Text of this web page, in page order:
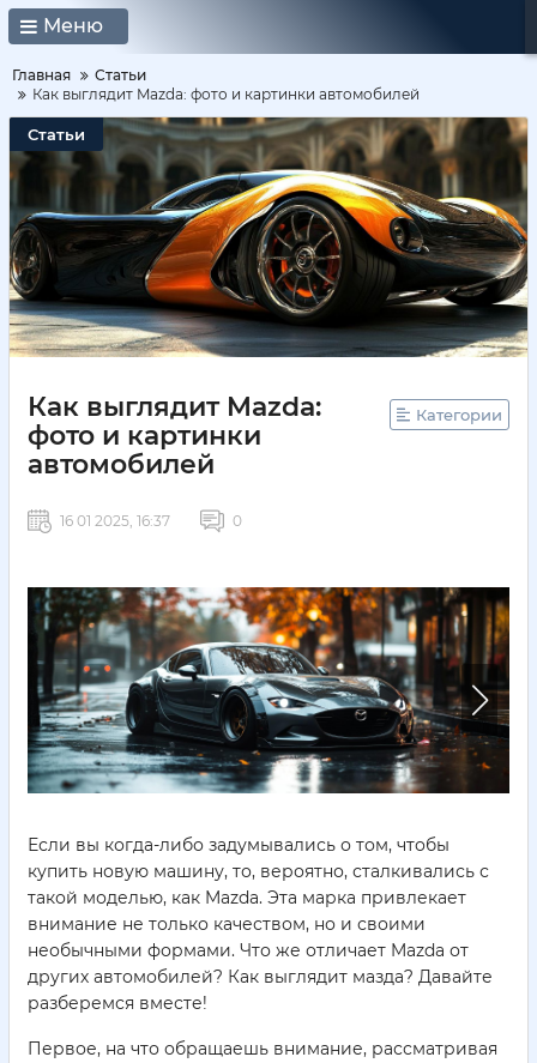
Меню
Главная
Статьи
Как выглядит Mazda: фото и картинки автомобилей
Статьи
Как выглядит Mazda:
фото и картинки
автомобилей
Категории
16 01 2025, 16:37 0
Если вы когда-либо задумывались о том, чтобы
купить новую машину, то, вероятно, сталкивались с
такой моделью, как Mazda. Эта марка привлекает
внимание не только качеством, но и своими
необычными формами. Что же отличает Mazda от
других автомобилей? Как выглядит мазда? Давайте
разберемся вместе!
Первое, на что обращаешь внимание, рассматривая